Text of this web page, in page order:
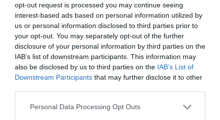
opt-out request is processed you may continue seeing
interest-based ads based on personal information utilized by
us or personal information disclosed to third parties prior to
your opt-out. You may separately opt-out of the further
disclosure of your personal information by third parties on the
IAB’s list of downstream participants. This information may
also be disclosed by us to third parties on the IAB’s List of
Downstream Participants that may further disclose it to other
Personal Data Processing Opt Outs
Pulsera étnica ancha multi
Pulsera turquesa bolas latón